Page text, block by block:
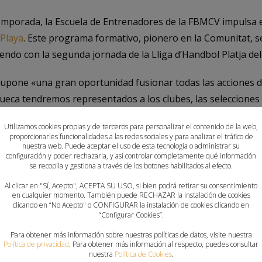
la Escuela de Entrenadores de la FBMCV impulsa
. Este programa formativo, pionero en la Comunitat,
con la segunda jornada de la Lliga d’Handbol Platja
«una gran oportunidad fusionar todas las acciones
tendremos representados a los clubes, las
la Escuela de Entrenadores confía que «el curso tenga
internacionales de primer nivel».
de Balonmano de la Comunitat Valenciana celebra «la
una gran expectación y que cada temporada
asegura que «la consolidación de grandes eventos de
una modalidad deportiva por la que hemos apostado
Utilizamos cookies propias y de terceros para personalizar el contenido de la web,
proporcionarles funcionalidades a las redes sociales y para analizar el tráfico de
nuestra web. Puede aceptar el uso de esta tecnología o administrar su
configuración y poder rechazarla, y así controlar completamente qué información
se recopila y gestiona a través de los botones habilitados al efecto.
Al clicar en "Sí, Acepto", ACEPTA SU USO, si bien podrá retirar su consentimiento
en cualquier momento. También puede RECHAZAR la instalación de cookies
clicando en “No Acepto" o CONFIGURAR la instalación de cookies clicando en
“Configurar Cookies”.
Para obtener más información sobre nuestras políticas de datos, visite nuestra
Política de privacidad. Para obtener más información al respecto, puedes consultar
nuestra Política de Cookies.